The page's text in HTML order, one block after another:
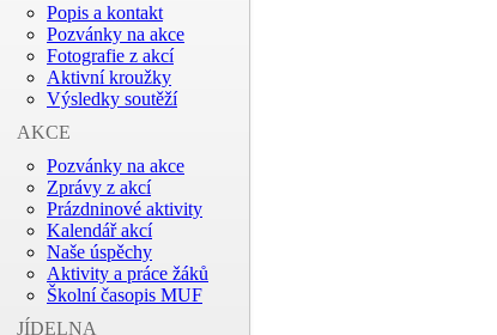
Popis a kontakt
Pozvánky na akce
Fotografie z akcí
Aktivní kroužky
Výsledky soutěží
AKCE
Pozvánky na akce
Zprávy z akcí
Prázdninové aktivity
Kalendář akcí
Naše úspěchy
Aktivity a práce žáků
Školní časopis MUF
JÍDELNA